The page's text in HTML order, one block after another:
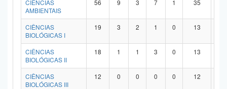
CIÊNCIAS
AMBIENTAIS
56 9 3 7 1 35
CIÊNCIAS
BIOLÓGICAS I
19 3 2 1 0 13
CIÊNCIAS
BIOLÓGICAS II
18 1 1 3 0 13
CIÊNCIAS
BIOLÓGICAS III
12 0 0 0 0 12